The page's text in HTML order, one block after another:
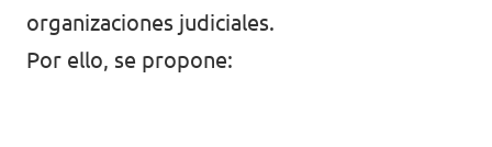
organizaciones judiciales.
Por ello, se propone: